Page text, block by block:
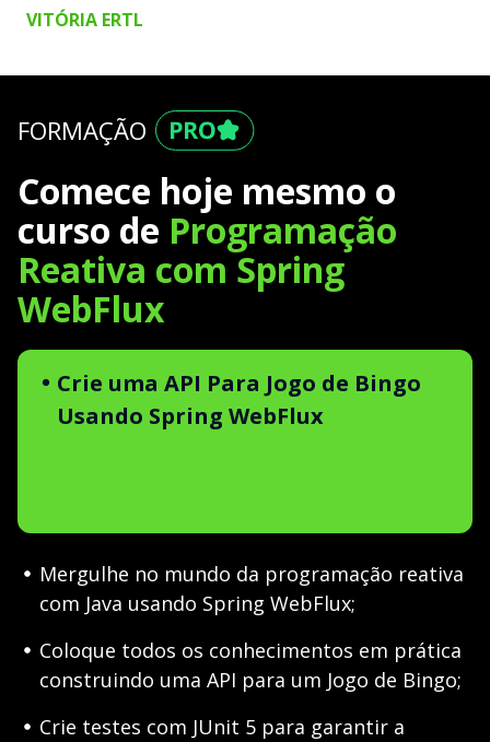
VITÓRIA ERTL
FORMAÇÃO
Comece hoje mesmo o
curso de Programação
Reativa com Spring
WebFlux
Crie uma API Para Jogo de Bingo
Usando Spring WebFlux
Mergulhe no mundo da programação reativa
com Java usando Spring WebFlux;
Coloque todos os conhecimentos em prática
construindo uma API para um Jogo de Bingo;
Crie testes com JUnit 5 para garantir a